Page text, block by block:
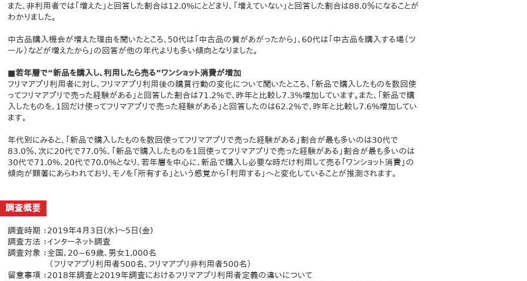
また、非利用者では「増えた」と回答した割合は12.0%にとどまり、「増えていない」と回答した割合は88.0％になることが
わかりました。
中古品購入機会が増えた理由を聞いたところ、50代は「中古品の質があがったから」、60代は「中古品を購入する場（ツ
ール）などが増えたから」の回答が他の年代よりも多い傾向となりました。
■若年層で“新品を購入し、利用したら売る”ワンショット消費が増加
フリマアプリ利用者に対し、フリマアプリ利用後の購買行動の変化について聞いたところ、「新品で購入したものを数回使
ってフリマアプリで売った経験がある」と回答した割合は71.2%で、昨年と比較し7.3%増加しています。また、「新品で購
入したものを、1回だけ使ってフリマアプリで売った経験がある」と回答したのは62.2%で、昨年と比較し7.6%増加してい
ます。
年代別にみると、「新品で購入したものを数回使ってフリマアプリで売った経験がある」割合が最も多いのは30代で
83.0％、次に20代で77.0％、「新品で購入したものを1回使ってフリマアプリで売った経験がある」割合が最も多いのは
30代で71.0%、20代で70.0%となり、若年層を中心に、新品で購入し必要な時だけ利用して売る「ワンショット消費」の
傾向が顕著にあらわれており、モノを「所有する」という感覚から「利用する」へと変化していることが推測されます。
調査概要
調査時期 ：2019年4月3日(水)～5日(金)
調査方法 ：インターネット調査
調査対象 ：全国、20~69歳、男女1,000名
（フリマアプリ利用者500名、フリマアプリ非利用者500名）
留意事項 ：2018年調査と2019年調査におけるフリマアプリ利用者定義の違いについて